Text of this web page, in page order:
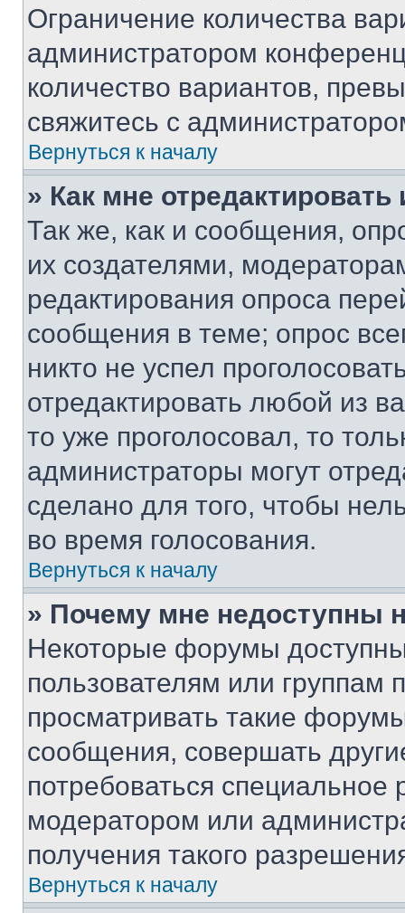
Ограничение количества
администратором
количество вариантов,
свяжитесь с
Вернуться к началу
» Как мне
Так же, как и сообщения,
их создателями,
редактирования опроса
сообщения в теме; опрос
никто не успел
отредактировать любой из
то уже проголосовал, то
администраторы могут
сделано для того, чтобы
во время голосования.
Вернуться к началу
» Почему мне недоступны
Некоторые форумы
пользователям или группам
просматривать такие
сообщения, совершать
потребоваться
модератором или
получения такого
Вернуться к началу